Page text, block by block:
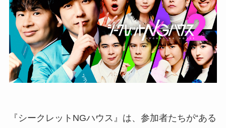
『シークレットNGハウス』は、参加者たちが“ある